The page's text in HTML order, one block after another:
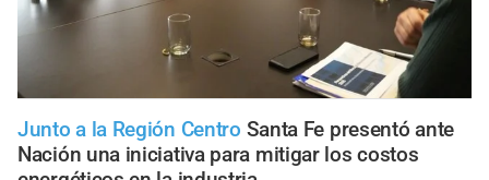
Junto a la Región Centro Santa Fe presentó ante
Nación una iniciativa para mitigar los costos